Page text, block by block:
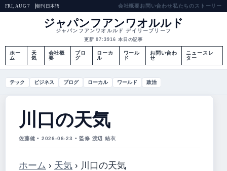
FRI, AUG 7 朝刊 日本語 会社概要お問い合わせ私たちのストーリー
ジャパンフアンワオルルド
ジャパンフアンワオルルド デイリーブリーフ
更新 07:3916 本日の記事
ホー
ム
天
気
会社概
要
ブロ
グ
ローカ
ル
ワール
ド
お問い合わ
せ
ニュースレ
ター
テック ビジネス ブログ ローカル ワールド 政治
川口の天気
佐藤健 • 2026-06-23 • 監修 渡辺 結衣
ホーム › 天気 › 川口の天気